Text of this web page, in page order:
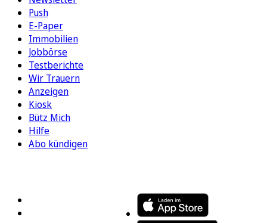
Push
E-Paper
Immobilien
Jobbörse
Testberichte
Wir Trauern
Anzeigen
Kiosk
Bütz Mich
Hilfe
Abo kündigen